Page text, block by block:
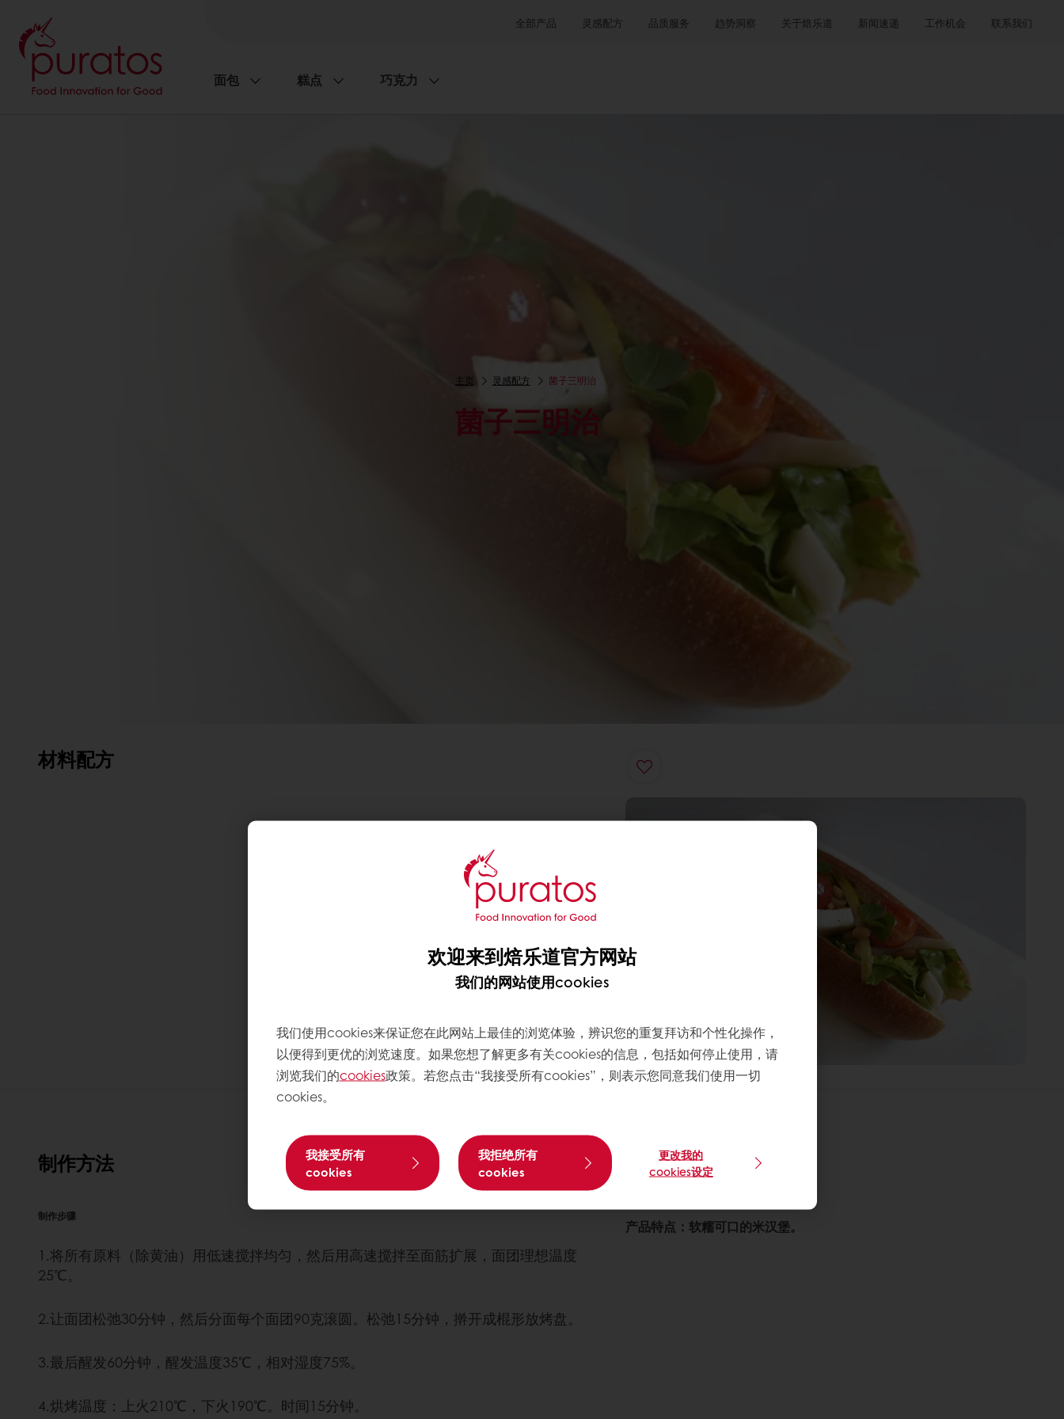
全部产品 灵感配方 品质服务 趋势洞察 关于焙乐道 新闻速递 工作机会 联系我们
面包 糕点 巧克力
主页 灵感配方 菌子三明治
菌子三明治
材料配方
制作方法
制作步骤
1.将所有原料（除黄油）用低速搅拌均匀，然后用高速搅拌至面筋扩展，面团理想温度
25℃。
2.让面团松弛30分钟，然后分面每个面团90克滚圆。松弛15分钟，擀开成棍形放烤盘。
3.最后醒发60分钟，醒发温度35℃，相对湿度75%。
4.烘烤温度：上火210℃，下火190℃。时间15分钟。
关于此配方
产品特点：软糯可口的米汉堡。
欢迎来到焙乐道官方网站
我们的网站使用cookies
我们使用cookies来保证您在此网站上最佳的浏览体验，辨识您的重复拜访和个性化操作，
以便得到更优的浏览速度。如果您想了解更多有关cookies的信息，包括如何停止使用，请
浏览我们的cookies政策。若您点击“我接受所有cookies”，则表示您同意我们使用一切
cookies。
我接受所有
cookies
我拒绝所有
cookies
更改我的
cookies设定